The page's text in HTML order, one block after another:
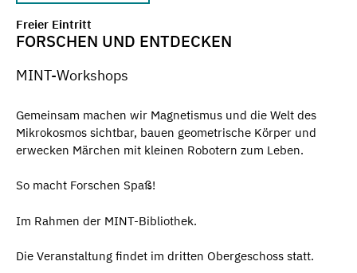
Freier Eintritt
FORSCHEN UND ENTDECKEN
MINT-Workshops
Gemeinsam machen wir Magnetismus und die Welt des
Mikrokosmos sichtbar, bauen geometrische Körper und
erwecken Märchen mit kleinen Robotern zum Leben.
So macht Forschen Spaß!
Im Rahmen der MINT-Bibliothek.
Die Veranstaltung findet im dritten Obergeschoss statt.